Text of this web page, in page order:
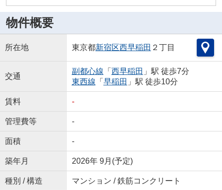
物件概要
所在地 東京都新宿区西早稲田 ２丁目
交通
副都心線 「 西早稲田 」駅 徒歩7分
東西線 「 早稲田 」駅 徒歩10分
賃料 -
管理費等 -
面積 -
築年月 2026年 9月(予定)
種別 / 構造 マンション / 鉄筋コンクリート